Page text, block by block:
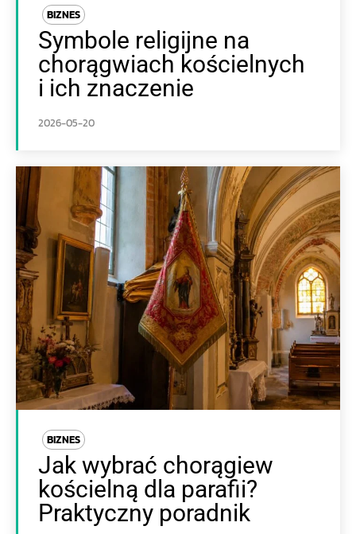
BIZNES
Symbole religijne na
chorągwiach kościelnych
i ich znaczenie
2026-05-20
BIZNES
Jak wybrać chorągiew
kościelną dla parafii?
Praktyczny poradnik